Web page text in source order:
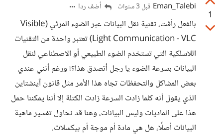
1
Eman_Talebi قبل 3 سنوات أضف ردا
بالفعل رأفت، تقنية نقل البيانات عبر الضوء المرئي (Visible
Light Communication - VLC) تعتبر واحدة من التقنيات
اللاسلكية التي تستخدم الضوء الطبيعي أو الاصطناعي لنقل
البيانات بسرعة الضوء يا رجل أتصدق هذا؟! ورغم أنني عندي
بعض المشاكل والتحفظات تجاه هذا الأمر مثل قانون آينشتاين
الذي يقول أنه كلما زادت السرعة زادت الكتلة إلا أننا يمكننا حمل
هذا على الماديات وليس البيانات، وهنا قد نحاول تفسير ماهية
البيانات أصلًا، هل هي مادة أم موجة أم بيكسلات.